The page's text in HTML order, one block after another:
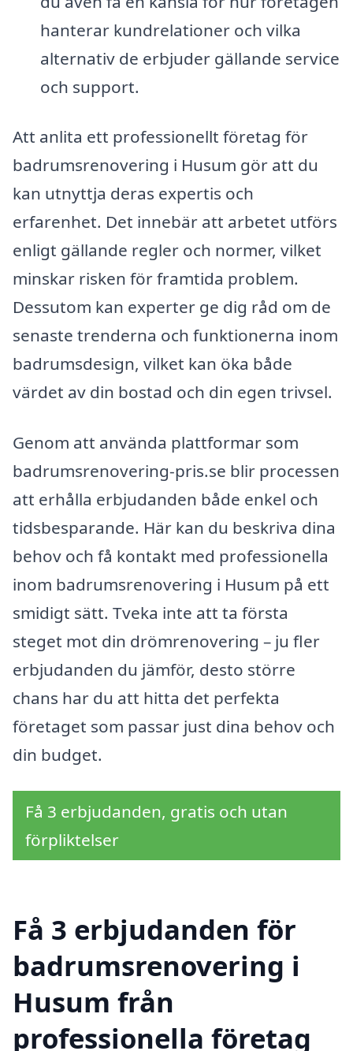
hanterar kundrelationer och vilka
alternativ de erbjuder gällande service
och support.
Att anlita ett professionellt företag för
badrumsrenovering i Husum gör att du
kan utnyttja deras expertis och
erfarenhet. Det innebär att arbetet utförs
enligt gällande regler och normer, vilket
minskar risken för framtida problem.
Dessutom kan experter ge dig råd om de
senaste trenderna och funktionerna inom
badrumsdesign, vilket kan öka både
värdet av din bostad och din egen trivsel.
Genom att använda plattformar som
badrumsrenovering-pris.se blir processen
att erhålla erbjudanden både enkel och
tidsbesparande. Här kan du beskriva dina
behov och få kontakt med professionella
inom badrumsrenovering i Husum på ett
smidigt sätt. Tveka inte att ta första
steget mot din drömrenovering – ju fler
erbjudanden du jämför, desto större
chans har du att hitta det perfekta
företaget som passar just dina behov och
din budget.
Få 3 erbjudanden, gratis och utan
förpliktelser
Få 3 erbjudanden för
badrumsrenovering i
Husum från
professionella företag